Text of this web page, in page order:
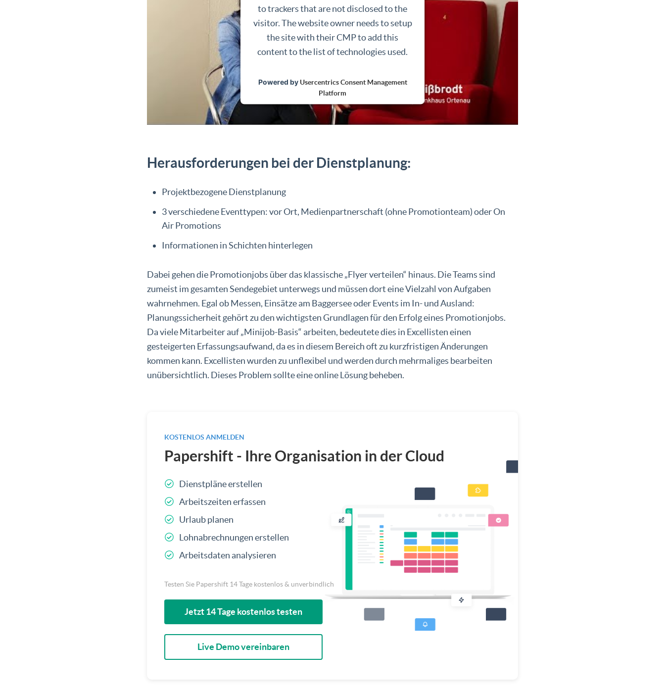
to trackers that are not disclosed to the
visitor. The website owner needs to setup
the site with their CMP to add this
content to the list of technologies used.
Powered by Usercentrics Consent Management
Platform
Herausforderungen bei der Dienstplanung:
Projektbezogene Dienstplanung
3 verschiedene Eventtypen: vor Ort, Medienpartnerschaft (ohne Promotionteam) oder On
Air Promotions
Informationen in Schichten hinterlegen
Dabei gehen die Promotionjobs über das klassische „Flyer verteilen“ hinaus. Die Teams sind
zumeist im gesamten Sendegebiet unterwegs und müssen dort eine Vielzahl von Aufgaben
wahrnehmen. Egal ob Messen, Einsätze am Baggersee oder Events im In- und Ausland:
Planungssicherheit gehört zu den wichtigsten Grundlagen für den Erfolg eines Promotionjobs.
Da viele Mitarbeiter auf „Minijob-Basis“ arbeiten, bedeutete dies in Excellisten einen
gesteigerten Erfassungsaufwand, da es in diesem Bereich oft zu kurzfristigen Änderungen
kommen kann. Excellisten wurden zu unflexibel und werden durch mehrmaliges bearbeiten
unübersichtlich. Dieses Problem sollte eine online Lösung beheben.
KOSTENLOS ANMELDEN
Papershift - Ihre Organisation in der Cloud
Dienstpläne erstellen
Arbeitszeiten erfassen
Urlaub planen
Lohnabrechnungen erstellen
Arbeitsdaten analysieren
Testen Sie Papershift 14 Tage kostenlos & unverbindlich
Jetzt 14 Tage kostenlos testen
Live Demo vereinbaren